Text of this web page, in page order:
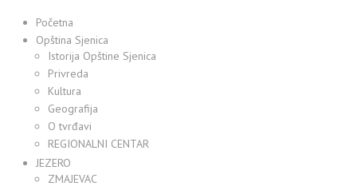
Početna
Opština Sjenica
Istorija Opštine Sjenica
Privreda
Kultura
Geografija
O tvrđavi
REGIONALNI CENTAR
JEZERO
ZMAJEVAC